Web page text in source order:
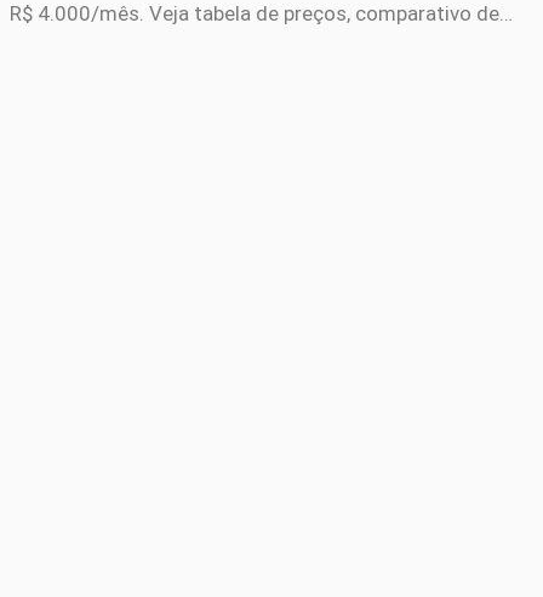
R$ 4.000/mês. Veja tabela de preços, comparativo de…